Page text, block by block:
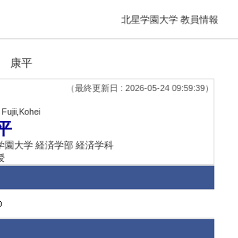
北星学園大学 教員情報
康平
（最終更新日 : 2026-05-24 09:59:39）
Fujii,Kohei
園大学 経済学部 経済学科